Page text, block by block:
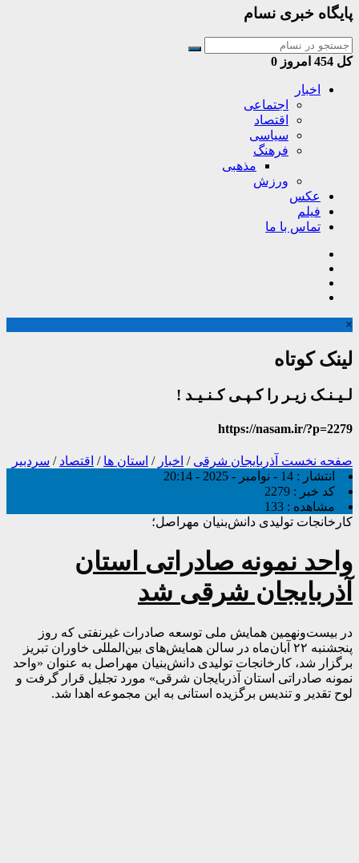
پایگاه خبری نسام
کل امروز 0
اخبار
اجتماعی
اقتصاد
سیاسی
فرهنگ
مذهبی
ورزش
عکس
فیلم
تماس با ما
×
لینک کوتاه
لـیـنـک زیـر را کـپـی کـنـیـد !
https://nasam.ir/?p=2279
صفحه نخست آذربایجان شرقی / اخبار / استان ها / اقتصاد / سردبیر
انتشار : 14 - نوامبر - 2025 - 20:14
کد خبر : 2279
مشاهده : 133
کارخانجات تولیدی دانش‌بنیان مهراصل؛
واحد نمونه صادراتی استان
آذربایجان شرقی شد
در بیست‌ونهمین همایش ملی توسعه صادرات غیرنفتی که روز
پنجشنبه ۲۲ آبان‌ماه در سالن همایش‌های بین‌المللی خاوران تبریز
برگزار شد، کارخانجات تولیدی دانش‌بنیان مهراصل به عنوان «واحد
نمونه صادراتی استان آذربایجان شرقی» مورد تجلیل قرار گرفت و
لوح تقدیر و تندیس برگزیده استانی به این مجموعه اهدا شد.